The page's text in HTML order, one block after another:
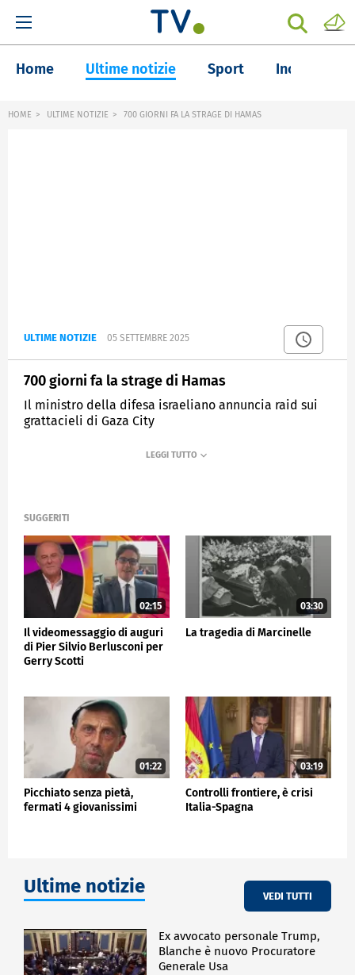
Home Ultime notizie Sport Inchieste
HOME ULTIME NOTIZIE 700 GIORNI FA LA STRAGE DI HAMAS
ULTIME NOTIZIE 05 SETTEMBRE 2025
700 giorni fa la strage di Hamas
Il ministro della difesa israeliano annuncia raid sui
grattacieli di Gaza City
SUGGERITI
02:15
Il videomessaggio di auguri
di Pier Silvio Berlusconi per
Gerry Scotti
03:30
La tragedia di Marcinelle
01:22
Picchiato senza pietà,
fermati 4 giovanissimi
03:19
Controlli frontiere, è crisi
Italia-Spagna
Ultime notizie VEDI TUTTI
Ex avvocato personale Trump,
Blanche è nuovo Procuratore
Generale Usa